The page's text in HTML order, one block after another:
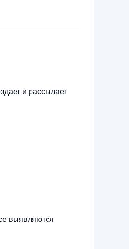
и рассылает
выявляются